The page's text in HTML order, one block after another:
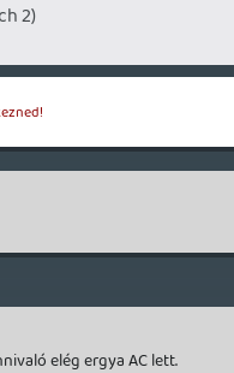
2)
elég ergya AC lett.